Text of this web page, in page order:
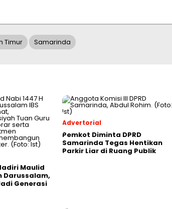
Timur Samarinda
Maulid
Darussalam,
Generasi
Advertorial
Pemkot Diminta DPRD
Samarinda Tegas Hentikan
Parkir Liar di Ruang Publik